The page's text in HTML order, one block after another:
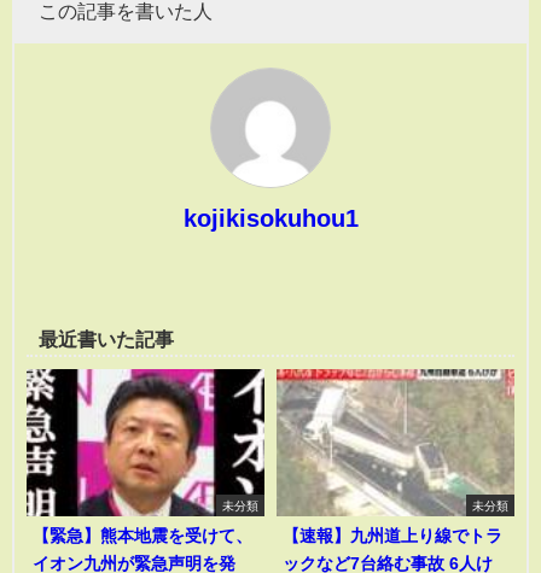
この記事を書いた人
kojikisokuhou1
最近書いた記事
未分類
【緊急】熊本地震を受けて、
イオン九州が緊急声明を発
未分類
【速報】九州道上り線でトラ
ックなど7台絡む事故 6人け